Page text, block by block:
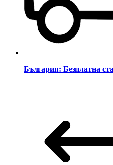
България: Безплатна